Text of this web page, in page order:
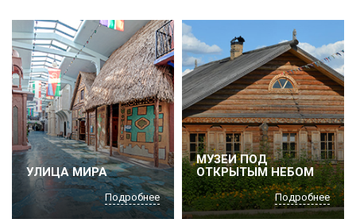
УЛИЦА МИРА
Подробнее
МУЗЕИ ПОД
ОТКРЫТЫМ НЕБОМ
Подробнее